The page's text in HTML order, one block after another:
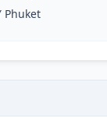
Phuket